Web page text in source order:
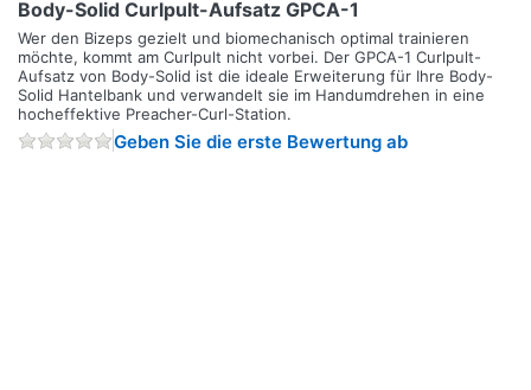
Body-Solid Curlpult-Aufsatz GPCA-1
Wer den Bizeps gezielt und biomechanisch optimal trainieren
möchte, kommt am Curlpult nicht vorbei. Der GPCA-1 Curlpult-
Aufsatz von Body-Solid ist die ideale Erweiterung für Ihre Body-
Solid Hantelbank und verwandelt sie im Handumdrehen in eine
hocheffektive Preacher-Curl-Station.
Geben Sie die erste Bewertung ab